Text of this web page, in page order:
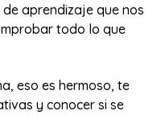
aprendizaje que nos
todo lo que
eso es hermoso, te
y conocer si se